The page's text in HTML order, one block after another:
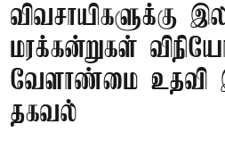
விவசாயிகளுக்கு
மரக்கன்றுகள்
வேளாண்மை உதவி
தகவல்